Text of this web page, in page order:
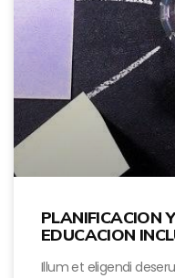
PLANIFICACION
EDUCACION
Illum et eligendi